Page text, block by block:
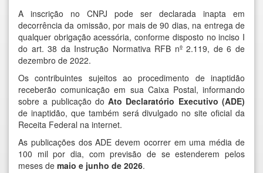
A inscrição no CNPJ pode ser declarada inapta em
decorrência da omissão, por mais de 90 dias, na entrega de
qualquer obrigação acessória, conforme disposto no inciso I
do art. 38 da Instrução Normativa RFB nº 2.119, de 6 de
dezembro de 2022.
Os contribuintes sujeitos ao procedimento de inaptidão
receberão comunicação em sua Caixa Postal, informando
sobre a publicação do Ato Declaratório Executivo (ADE)
de inaptidão, que também será divulgado no site oficial da
Receita Federal na internet.
As publicações dos ADE devem ocorrer em uma média de
100 mil por dia, com previsão de se estenderem pelos
meses de maio e junho de 2026.